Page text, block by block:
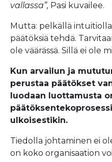
vallassa”, Pasi kuvailee.
Mutta: pelkällä intuitiolla
päätöksiä tehdä.
ole väärässä. Sillä ei ole
Kun arvailun ja
perustaa päätökset
luodaan luottamusta
ulkoisestikin.
Tiedolla johtaminen ei
on koko organisaation